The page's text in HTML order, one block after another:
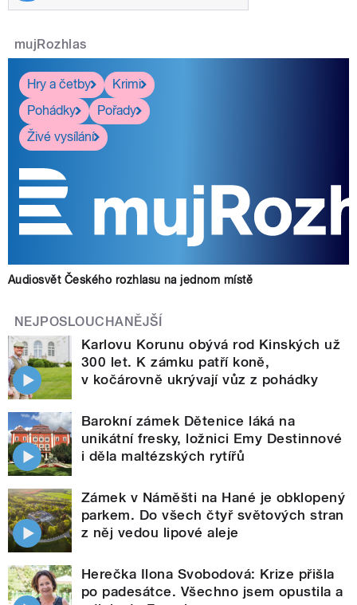
mujRozhlas
Hry a četby
Krimi
Pohádky
Pořady
Živé vysílání
Audiosvět Českého rozhlasu na jednom místě
NEJPOSLOUCHANĚJŠÍ
Karlovu Korunu obývá rod Kinských už
300 let. K zámku patří koně,
v kočárovně ukrývají vůz z pohádky
Barokní zámek Dětenice láká na
unikátní fresky, ložnici Emy Destinnové
i děla maltézských rytířů
Zámek v Náměšti na Hané je obklopený
parkem. Do všech čtyř světových stran
z něj vedou lipové aleje
Herečka Ilona Svobodová: Krize přišla
po padesátce. Všechno jsem opustila a